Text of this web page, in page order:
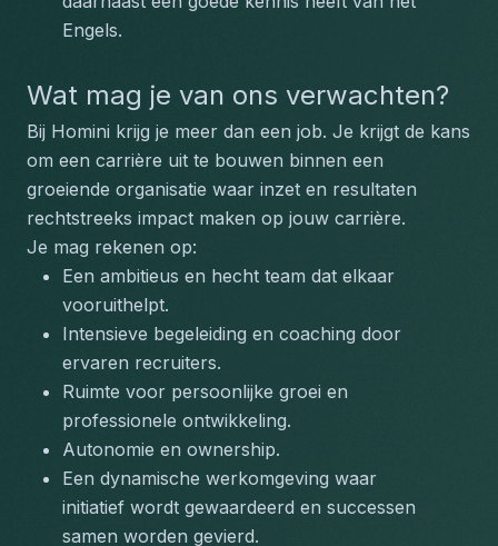
Engels.
Wat mag je van ons verwachten?
Bij Homini krijg je meer dan een job. Je krijgt de kans
om een carrière uit te bouwen binnen een
groeiende organisatie waar inzet en resultaten
rechtstreeks impact maken op jouw carrière.
Je mag rekenen op:
Een ambitieus en hecht team dat elkaar
vooruithelpt.
Intensieve begeleiding en coaching door
ervaren recruiters.
Ruimte voor persoonlijke groei en
professionele ontwikkeling.
Autonomie en ownership.
Een dynamische werkomgeving waar
initiatief wordt gewaardeerd en successen
samen worden gevierd.